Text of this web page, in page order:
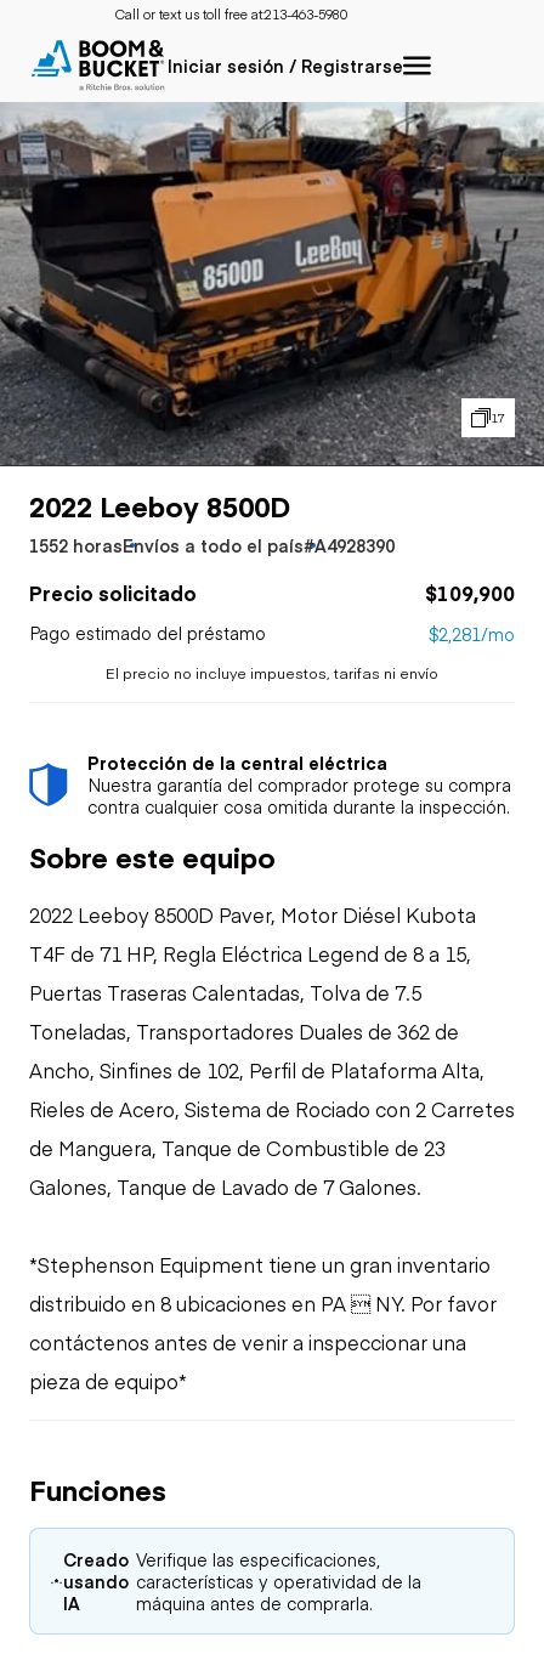
Call or text us toll free at:213-463-5980
Iniciar sesión / Registrarse
17
2022 Leeboy 8500D
1552 horasEnvíos a todo el país#A4928390
Precio solicitado $109,900
Pago estimado del préstamo $2,281/mo
El precio no incluye impuestos, tarifas ni envío
Protección de la central eléctrica
Nuestra garantía del comprador protege su compra
contra cualquier cosa omitida durante la inspección.
Sobre este equipo
2022 Leeboy 8500D Paver, Motor Diésel Kubota
T4F de 71 HP, Regla Eléctrica Legend de 8 a 15,
Puertas Traseras Calentadas, Tolva de 7.5
Toneladas, Transportadores Duales de 362 de
Ancho, Sinfines de 102, Perfil de Plataforma Alta,
Rieles de Acero, Sistema de Rociado con 2 Carretes
de Manguera, Tanque de Combustible de 23
Galones, Tanque de Lavado de 7 Galones.
*Stephenson Equipment tiene un gran inventario
distribuido en 8 ubicaciones en PA  NY. Por favor
contáctenos antes de venir a inspeccionar una
pieza de equipo*
Funciones
Creado
usando
IA
Verifique las especificaciones,
características y operatividad de la
máquina antes de comprarla.